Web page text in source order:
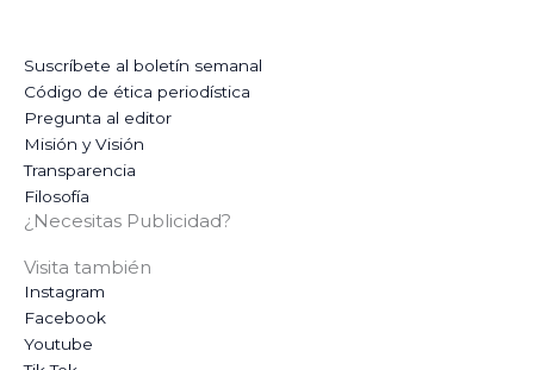
Suscríbete al boletín semanal
Código de ética periodística
Pregunta al editor
Misión y Visión
Transparencia
Filosofía
¿Necesitas Publicidad?
Visita también
Instagram
Facebook
Youtube